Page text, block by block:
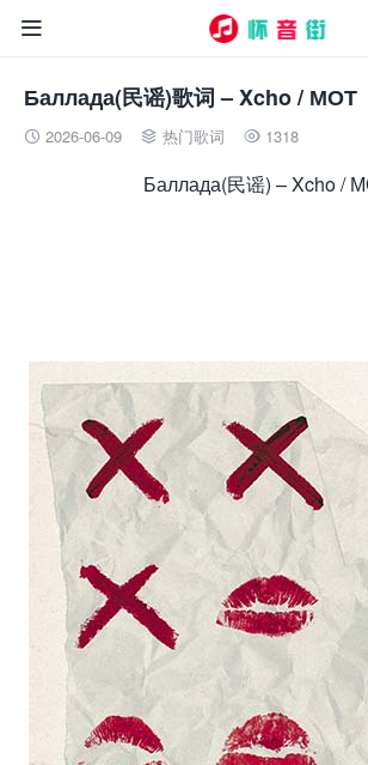

Баллада(民谣)歌词 – Xcho / МОТ
 2026-06-09  热门歌词  1318
Баллада(民谣) – Xcho /